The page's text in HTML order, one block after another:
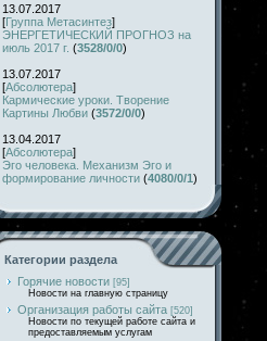
13.07.2017
[Группа Метасинтез]
ЭНЕРГЕТИЧЕСКИЙ ПРОГНОЗ на
июль 2017 г. (3528/0/0)
13.07.2017
[Абсолютера]
Кармические уроки. Творение
Картины Любви (3572/0/0)
13.04.2017
[Абсолютера]
Эго человека. Механизм Эго и
формирование личности (4080/0/1)
Категории раздела
Горячие новости [95]
Новости на главную страницу
Организация работы сайта [520]
Новости по текущей работе сайта и
предоставляемым услугам